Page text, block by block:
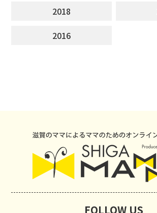
2018
2016
FOLLOW US